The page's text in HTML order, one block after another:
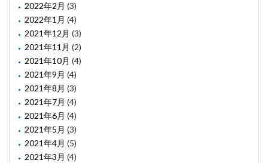
2022年2月 (3)
2022年1月 (4)
2021年12月 (3)
2021年11月 (2)
2021年10月 (4)
2021年9月 (4)
2021年8月 (3)
2021年7月 (4)
2021年6月 (4)
2021年5月 (3)
2021年4月 (5)
2021年3月 (4)